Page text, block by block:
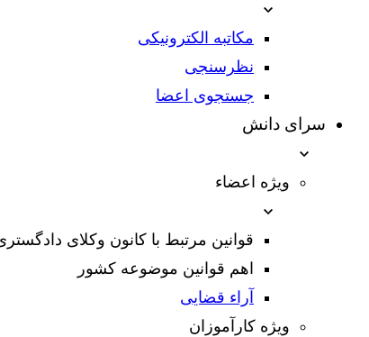
مکاتبه الکترونیکی
نظرسنجی
جستجوی اعضا
سرای دانش
ویژه اعضاء
قوانین مرتبط با کانون وکلای
اهم قوانین موضوعه کشور
آراء قضایی
ویژه کارآموزان